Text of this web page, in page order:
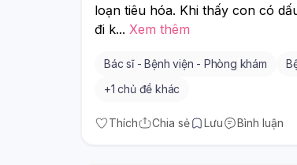
loạn tiêu hóa. Khi thấy con có
đi k... Xem thêm
Bác sĩ - Bệnh viện - Phòng khám
+1 chủ đề khác
Thích Chia sẻ Lưu Bình luận